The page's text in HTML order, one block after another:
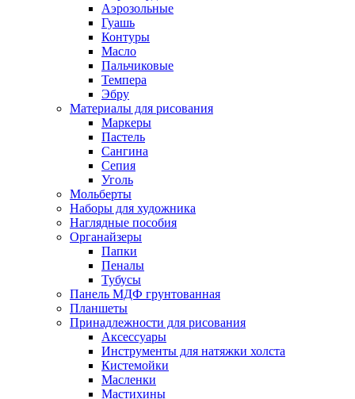
Аэрозольные
Гуашь
Контуры
Масло
Пальчиковые
Темпера
Эбру
Материалы для рисования
Маркеры
Пастель
Сангина
Сепия
Уголь
Мольберты
Наборы для художника
Наглядные пособия
Органайзеры
Папки
Пеналы
Тубусы
Панель МДФ грунтованная
Планшеты
Принадлежности для рисования
Аксессуары
Инструменты для натяжки холста
Кистемойки
Масленки
Мастихины